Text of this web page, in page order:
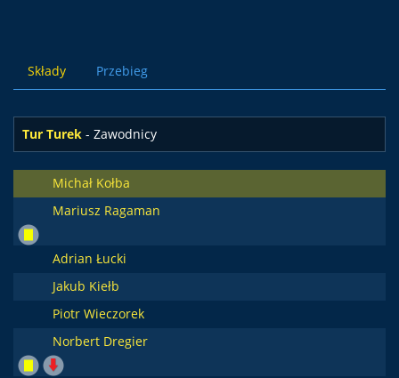
Składy Przebieg
Tur Turek - Zawodnicy
Michał Kołba
Mariusz Ragaman
Adrian Łucki
Jakub Kiełb
Piotr Wieczorek
Norbert Dregier